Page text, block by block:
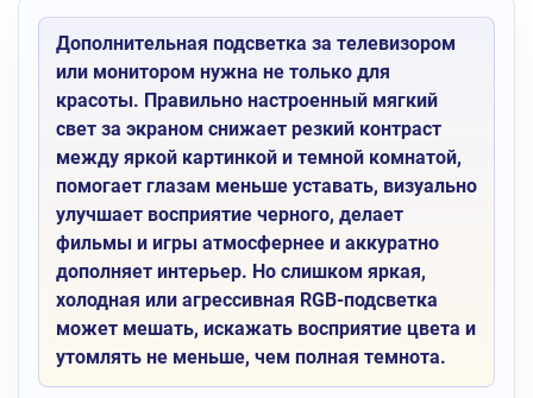
Дополнительная подсветка за телевизором
или монитором нужна не только для
красоты. Правильно настроенный мягкий
свет за экраном снижает резкий контраст
между яркой картинкой и темной комнатой,
помогает глазам меньше уставать, визуально
улучшает восприятие черного, делает
фильмы и игры атмосфернее и аккуратно
дополняет интерьер. Но слишком яркая,
холодная или агрессивная RGB-подсветка
может мешать, искажать восприятие цвета и
утомлять не меньше, чем полная темнота.